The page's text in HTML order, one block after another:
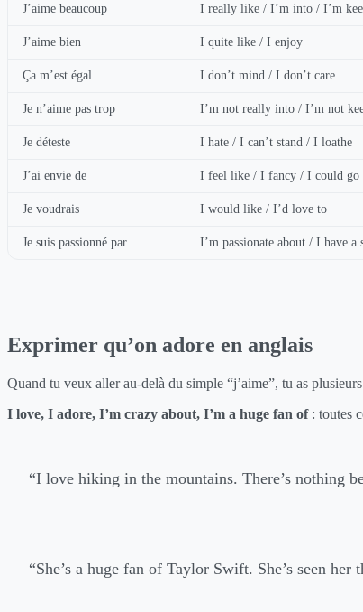
J’aime beaucoup I really like / I’m into / I’m
J’aime bien I quite like / I enjoy
Ça m’est égal I don’t mind / I don’t care
Je n’aime pas trop I’m not really into / I’m not
Je déteste I hate / I can’t stand / I loathe
J’ai envie de I feel like / I fancy / I could go
Je voudrais I would like / I’d love to
Je suis passionné par I’m passionate about / I have a
Exprimer qu’on adore en anglais
Quand tu veux aller au-delà du simple “j’aime”, tu as
I love, I adore, I’m crazy about, I’m a huge fan of: toutes
“I love hiking in the mountains. There’s nothing
“She’s a huge fan of Taylor Swift. She’s seen her